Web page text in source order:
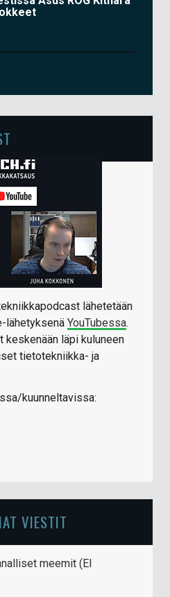
lähetetään
lähetyksenä YouTubessa.
keskenään läpi kuluneen
tietotekniikka- ja
kuunneltavissa:
VIESTIT
meemit (EI